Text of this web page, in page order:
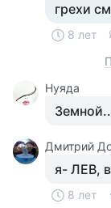
грехи
8 лет
Нуяда
Дмитрий
я- ЛЕВ,
8 лет